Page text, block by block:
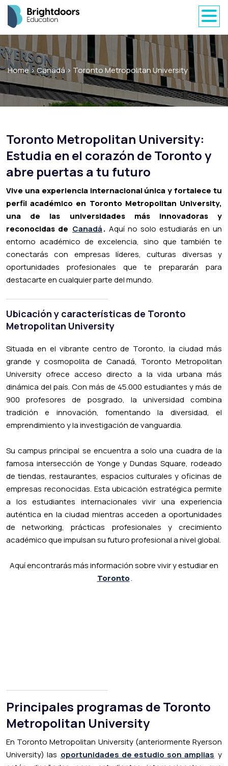
Home >Canadá> Toronto Metropolitan University
Toronto Metropolitan University:
Estudia en el corazón de Toronto y
abre puertas a tu futuro
Vive una experiencia internacional única y fortalece tu
perfil académico en Toronto Metropolitan University,
una de las universidades más innovadoras y
reconocidas de Canadá. Aquí no solo estudiarás en un
entorno académico de excelencia, sino que también te
conectarás con empresas líderes, culturas diversas y
oportunidades profesionales que te prepararán para
destacarte en cualquier parte del mundo.
Ubicación y características de Toronto
Metropolitan University
Situada en el vibrante centro de Toronto, la ciudad más
grande y cosmopolita de Canadá, Toronto Metropolitan
University ofrece acceso directo a la vida urbana más
dinámica del país. Con más de 45.000 estudiantes y más de
900 profesores de posgrado, la universidad combina
tradición e innovación, fomentando la diversidad, el
emprendimiento y la investigación de vanguardia.
Su campus principal se encuentra a solo una cuadra de la
famosa intersección de Yonge y Dundas Square, rodeado
de tiendas, restaurantes, espacios culturales y oficinas de
empresas reconocidas. Esta ubicación estratégica permite
a los estudiantes internacionales vivir una experiencia
auténtica en la ciudad mientras acceden a oportunidades
de networking, prácticas profesionales y crecimiento
académico que impulsan su futuro profesional a nivel global.
Aquí encontrarás más información sobre vivir y estudiar en
Toronto.
Principales programas de Toronto
Metropolitan University
En Toronto Metropolitan University (anteriormente Ryerson
University) las oportunidades de estudio son amplias y